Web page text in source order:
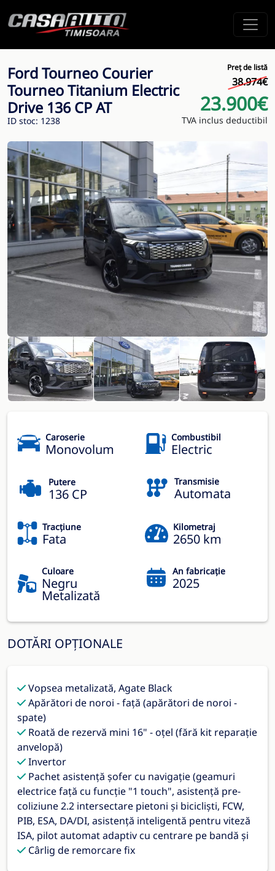
Ford Tourneo Courier
Tourneo Titanium Electric
Drive 136 CP AT
ID stoc: 1238
Preț de listă
38.974€
23.900€
TVA inclus deductibil
Caroserie
Monovolum
Combustibil
Electric
Putere
136 CP
Transmisie
Automata
Tracțiune
Fata
Kilometraj
2650 km
Culoare
Negru
Metalizată
An fabricație
2025
DOTĂRI OPȚIONALE
Vopsea metalizată, Agate Black
Apărători de noroi - față (apărători de noroi -
spate)
Roată de rezervă mini 16" - oțel (fără kit reparație
anvelopă)
Invertor
Pachet asistență șofer cu navigație (geamuri
electrice față cu funcție "1 touch", asistență pre-
coliziune 2.2 intersectare pietoni și bicicliști, FCW,
PIB, ESA, DA/DI, asistență inteligentă pentru viteză
ISA, pilot automat adaptiv cu centrare pe bandă și
Cârlig de remorcare fix